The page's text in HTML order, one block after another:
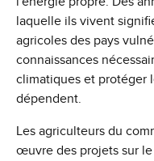
laquelle ils vivent
agricoles des pays
connaissances
climatiques et protéger
dépendent.
Les agriculteurs du
œuvre des projets sur